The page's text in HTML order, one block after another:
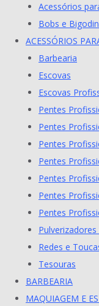
Acessórios
Bobs e
ACESSÓRIOS
Barbearia
Escovas
Escovas
Pentes
Pentes
Pentes
Pentes
Pentes
Pentes
Pentes
Redes e
Tesouras
BARBEARIA
MAQUIAGEM E